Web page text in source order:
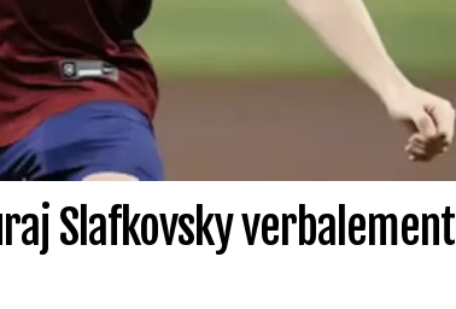
Slafkovsky verbalement